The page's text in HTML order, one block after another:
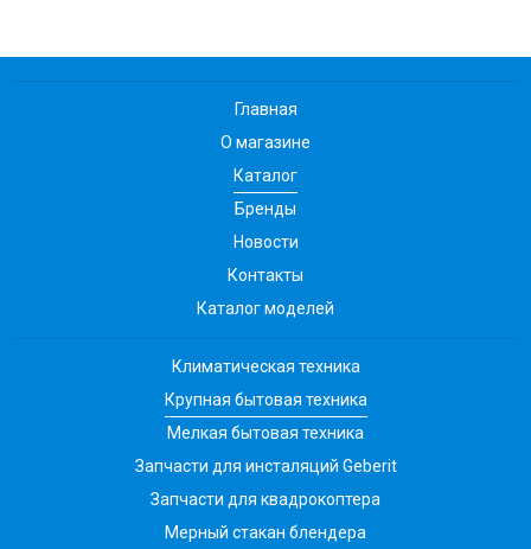
Главная
О магазине
Каталог
Бренды
Новости
Контакты
Каталог моделей
Климатическая техника
Крупная бытовая техника
Мелкая бытовая техника
Запчасти для инсталяций Geberit
Запчасти для квадрокоптера
Мерный стакан блендера